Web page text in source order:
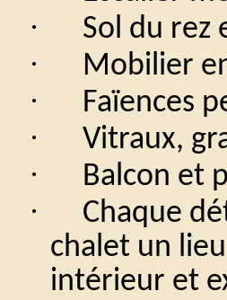
· Sol du rez
· Mobilier
· Faïences
· Vitraux,
· Balcon et
·
Chaque
chalet un
intérieur et